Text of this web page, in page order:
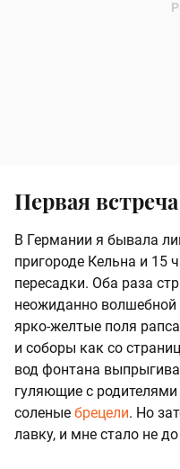
Первая встреча
В Германии я бывала
пригороде Кельна и 15
пересадки. Оба раза
неожиданно волшебной
ярко-желтые поля
и соборы как со
вод фонтана
гуляющие с
соленые брецели. Но
лавку, и мне стало не